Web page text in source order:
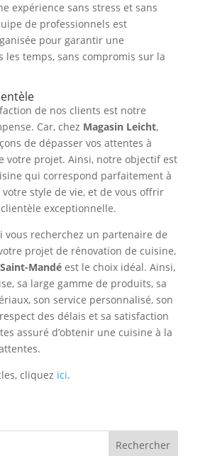
expérience sans stress et sans
de professionnels est
pour garantir une
les temps, sans compromis sur la
de nos clients est notre
Car, chez Magasin Leicht,
de dépasser vos attentes à
votre projet. Ainsi, notre objectif est
qui correspond parfaitement à
votre style de vie, et de vous offrir
exceptionnelle.
vous recherchez un partenaire de
projet de rénovation de cuisine,
Mandéest le choix idéal. Ainsi,
sa large gamme de produits, sa
son service personnalisé, son
des délais et sa satisfaction
assuré d’obtenir une cuisine à la
cliquez ici.
Rechercher